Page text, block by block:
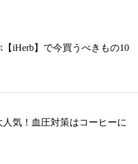
iHerb】で今買うべきもの10
人気！血圧対策はコーヒーに